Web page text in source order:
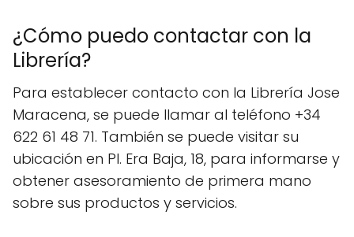
¿Cómo puedo contactar con la
Librería?
Para establecer contacto con la Librería Jose
Maracena, se puede llamar al teléfono +34
622 61 48 71. También se puede visitar su
ubicación en Pl. Era Baja, 18, para informarse y
obtener asesoramiento de primera mano
sobre sus productos y servicios.